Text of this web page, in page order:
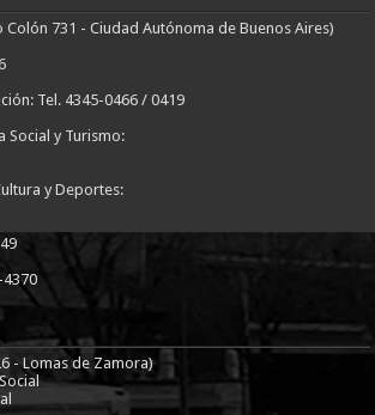
Colón 731 - Ciudad Autónoma de Buenos Aires)
Tel. 4345-0466 / 0419
Social y Turismo:
y Deportes:
4370
- Lomas de Zamora)